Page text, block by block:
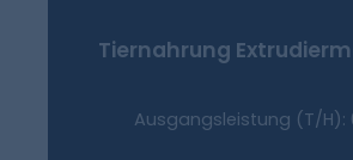
Tiernahrung
Ausgangsleistung (T/H):